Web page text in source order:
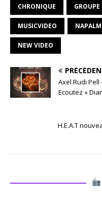
CHRONIQUE GROUPE
MUSICVIDEO
NEW VIDEO
Axel Rudi Pell
Ecoutez «
H.E.A.T